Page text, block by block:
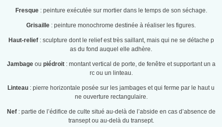
Fresque : peinture exécutée sur mortier dans le temps de son séchage.
Grisaille : peinture monochrome destinée à réaliser les figures.
Haut-relief : sculpture dont le relief est très saillant, mais qui ne se détache p
as du fond auquel elle adhère.
Jambage ou piédroit : montant vertical de porte, de fenêtre et supportant un a
rc ou un linteau.
Linteau : pierre horizontale posée sur les jambages et qui ferme par le haut u
ne ouverture rectangulaire.
Nef : partie de l’édifice de culte situé au-delà de l’abside en cas d’absence de
transept ou au-delà du transept.